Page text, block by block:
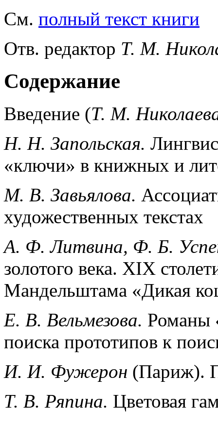
См. полный текст книги
Отв. редактор Т. М.
Содержание
Введение (Т. М.
Н. Н. Запольская.
«ключи» в книжных и
М. В. Завьялова.
художественных текстах
А. Ф. Литвина, Ф. Б.
золотого века. XIX
Мандельштама «Дикая
Е. В. Вельмезова. Романы
поиска прототипов к
И. И. Фужерон (Париж).
Т. В. Ряпина. Цветовая